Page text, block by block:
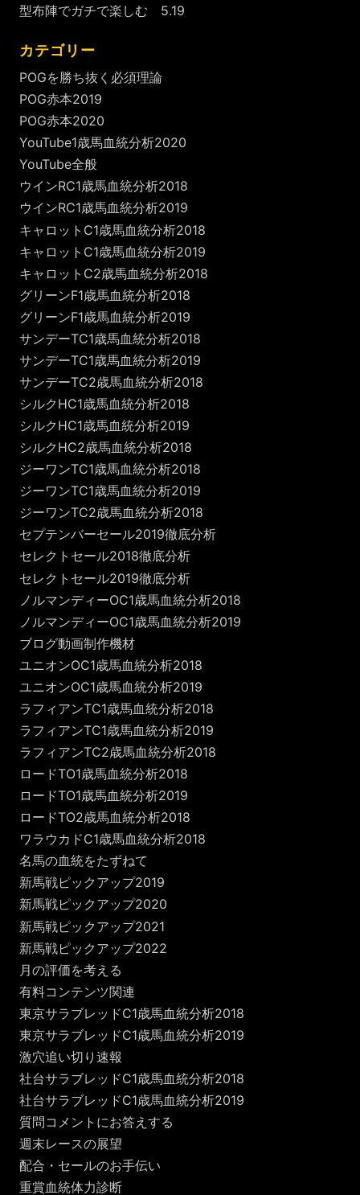
型布陣でガチで楽しむ 5.19
カテゴリー
POGを勝ち抜く必須理論
POG赤本2019
POG赤本2020
YouTube1歳馬血統分析2020
YouTube全般
ウインRC1歳馬血統分析2018
ウインRC1歳馬血統分析2019
キャロットC1歳馬血統分析2018
キャロットC1歳馬血統分析2019
キャロットC2歳馬血統分析2018
グリーンF1歳馬血統分析2018
グリーンF1歳馬血統分析2019
サンデーTC1歳馬血統分析2018
サンデーTC1歳馬血統分析2019
サンデーTC2歳馬血統分析2018
シルクHC1歳馬血統分析2018
シルクHC1歳馬血統分析2019
シルクHC2歳馬血統分析2018
ジーワンTC1歳馬血統分析2018
ジーワンTC1歳馬血統分析2019
ジーワンTC2歳馬血統分析2018
セプテンバーセール2019徹底分析
セレクトセール2018徹底分析
セレクトセール2019徹底分析
ノルマンディーOC1歳馬血統分析2018
ノルマンディーOC1歳馬血統分析2019
ブログ動画制作機材
ユニオンOC1歳馬血統分析2018
ユニオンOC1歳馬血統分析2019
ラフィアンTC1歳馬血統分析2018
ラフィアンTC1歳馬血統分析2019
ラフィアンTC2歳馬血統分析2018
ロードTO1歳馬血統分析2018
ロードTO1歳馬血統分析2019
ロードTO2歳馬血統分析2018
ワラウカドC1歳馬血統分析2018
名馬の血統をたずねて
新馬戦ピックアップ2019
新馬戦ピックアップ2020
新馬戦ピックアップ2021
新馬戦ピックアップ2022
月の評価を考える
有料コンテンツ関連
東京サラブレッドC1歳馬血統分析2018
東京サラブレッドC1歳馬血統分析2019
激穴追い切り速報
社台サラブレッドC1歳馬血統分析2018
社台サラブレッドC1歳馬血統分析2019
質問コメントにお答えする
週末レースの展望
配合・セールのお手伝い
重賞血統体力診断